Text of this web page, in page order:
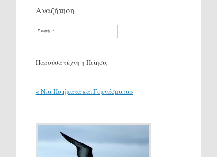
Αναζήτηση
Search
Παρούσα τέχνη η Ποίησις
« Νέα Ποιήματα και Γυμνάσματα»